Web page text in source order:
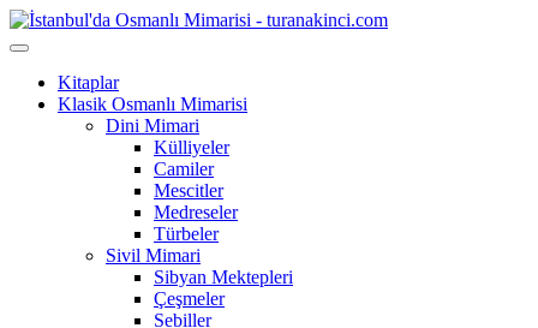
Kitaplar
Klasik Osmanlı Mimarisi
Dini Mimari
Külliyeler
Camiler
Mescitler
Medreseler
Türbeler
Sivil Mimari
Sibyan Mektepleri
Çeşmeler
Sebiller